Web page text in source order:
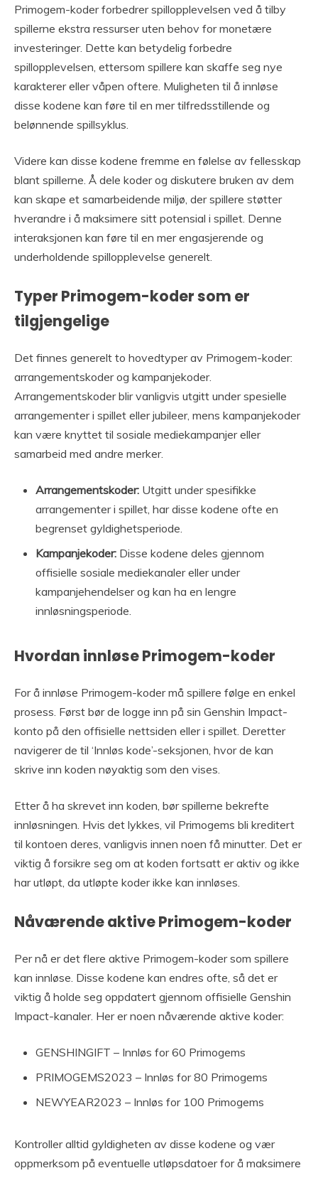
Primogem-koder forbedrer spillopplevelsen ved å tilby
spillerne ekstra ressurser uten behov for monetære
investeringer. Dette kan betydelig forbedre
spillopplevelsen, ettersom spillere kan skaffe seg nye
karakterer eller våpen oftere. Muligheten til å innløse
disse kodene kan føre til en mer tilfredsstillende og
belønnende spillsyklus.
Videre kan disse kodene fremme en følelse av fellesskap
blant spillerne. Å dele koder og diskutere bruken av dem
kan skape et samarbeidende miljø, der spillere støtter
hverandre i å maksimere sitt potensial i spillet. Denne
interaksjonen kan føre til en mer engasjerende og
underholdende spillopplevelse generelt.
Typer Primogem-koder som er
tilgjengelige
Det finnes generelt to hovedtyper av Primogem-koder:
arrangementskoder og kampanjekoder.
Arrangementskoder blir vanligvis utgitt under spesielle
arrangementer i spillet eller jubileer, mens kampanjekoder
kan være knyttet til sosiale mediekampanjer eller
samarbeid med andre merker.
Arrangementskoder: Utgitt under spesifikke
arrangementer i spillet, har disse kodene ofte en
begrenset gyldighetsperiode.
Kampanjekoder: Disse kodene deles gjennom
offisielle sosiale mediekanaler eller under
kampanjehendelser og kan ha en lengre
innløsningsperiode.
Hvordan innløse Primogem-koder
For å innløse Primogem-koder må spillere følge en enkel
prosess. Først bør de logge inn på sin Genshin Impact-
konto på den offisielle nettsiden eller i spillet. Deretter
navigerer de til ‘Innløs kode’-seksjonen, hvor de kan
skrive inn koden nøyaktig som den vises.
Etter å ha skrevet inn koden, bør spillerne bekrefte
innløsningen. Hvis det lykkes, vil Primogems bli kreditert
til kontoen deres, vanligvis innen noen få minutter. Det er
viktig å forsikre seg om at koden fortsatt er aktiv og ikke
har utløpt, da utløpte koder ikke kan innløses.
Nåværende aktive Primogem-koder
Per nå er det flere aktive Primogem-koder som spillere
kan innløse. Disse kodene kan endres ofte, så det er
viktig å holde seg oppdatert gjennom offisielle Genshin
Impact-kanaler. Her er noen nåværende aktive koder:
GENSHINGIFT – Innløs for 60 Primogems
PRIMOGEMS2023 – Innløs for 80 Primogems
NEWYEAR2023 – Innløs for 100 Primogems
Kontroller alltid gyldigheten av disse kodene og vær
oppmerksom på eventuelle utløpsdatoer for å maksimere